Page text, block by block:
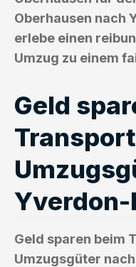
Oberhausen nach
erlebe einen
Umzug zu einem
Geld
Geld sparen beim
Umzugsgüter